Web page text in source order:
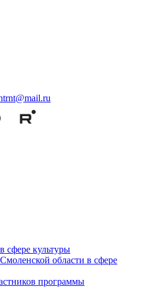
сфере культуры
области в сфере
программы